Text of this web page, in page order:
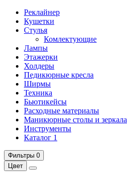
Реклайнер
Кушетки
Стулья
Комлектующие
Лампы
Этажерки
Холдеры
Педикюрные кресла
Ширмы
Техника
Бьютикейсы
Расходные материалы
Маникюрные столы и зеркала
Инструменты
Каталог 1
Фильтры 0
Цвет